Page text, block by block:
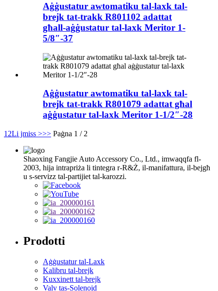
Aġġustatur awtomatiku tal-laxk tal-
brejk tat-trakk R801102 adattat
għall-aġġustatur tal-laxk Meritor 1-
5/8″-37
Aġġustatur awtomatiku tal-laxk tal-
brejk tat-trakk R801079 adattat għal
aġġustatur tal-laxk Meritor 1-1/2″-28
1 2Li jmiss >>> Paġna 1 / 2
Shaoxing Fangjie Auto Accessory Co., Ltd., imwaqqfa fl-
2003, hija intrapriża li tintegra r-R&Ż, il-manifattura, il-bejgħ
u s-servizz tal-partijiet tal-karozzi.
Prodotti
Aġġustatur tal-Laxk
Kalibru tal-brejk
Kuxxinett tal-brejk
Valv tas-Solenojd